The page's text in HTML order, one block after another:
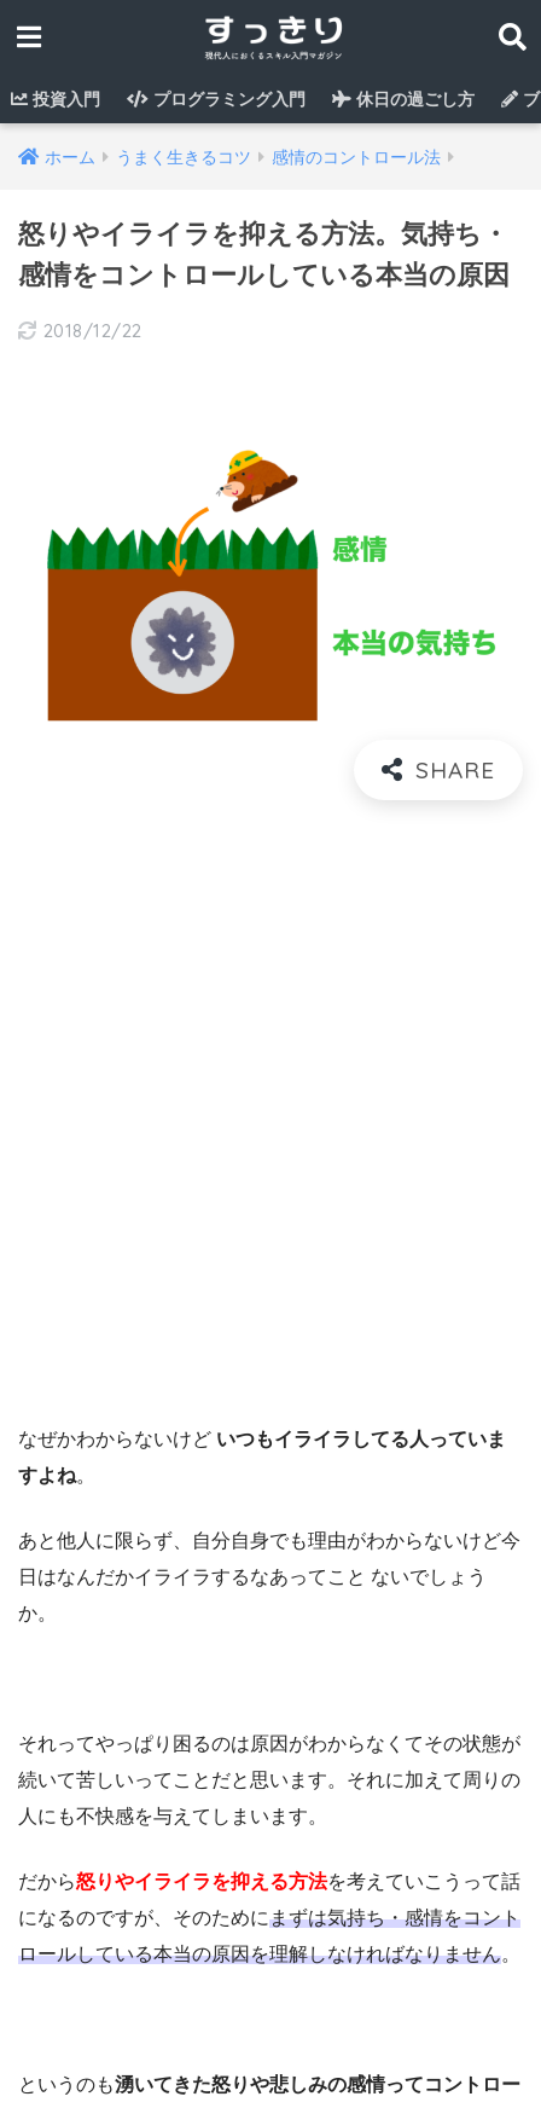
投資入門 プログラミング入門 休日の過ごし方
ホーム うまく生きるコツ 感情のコントロール法
怒りやイライラを抑える方法。気持ち・
感情をコントロールしている本当の原因
2018/12/22
なぜかわからないけど いつもイライラしてる人っていま
すよね。
あと他人に限らず、自分自身でも理由がわからないけど今
日はなんだかイライラするなあってこと ないでしょう
か。
それってやっぱり困るのは原因がわからなくてその状態が
続いて苦しいってことだと思います。それに加えて周りの
人にも不快感を与えてしまいます。
だから怒りやイライラを抑える方法を考えていこうって話
になるのですが、そのためにまずは気持ち・感情をコント
ロールしている本当の原因を理解しなければなりません。
というのも湧いてきた怒りや悲しみの感情ってコントロー